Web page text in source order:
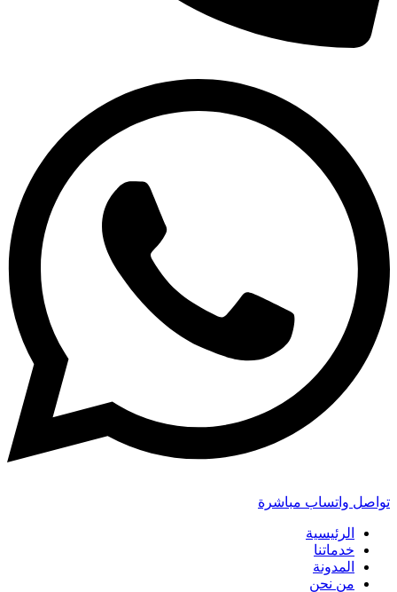
تواصل واتساب مباشرة
الرئيسية
خدماتنا
المدونة
من نحن